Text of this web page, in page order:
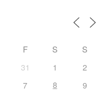
F S
S
31 1
2
7 8
9